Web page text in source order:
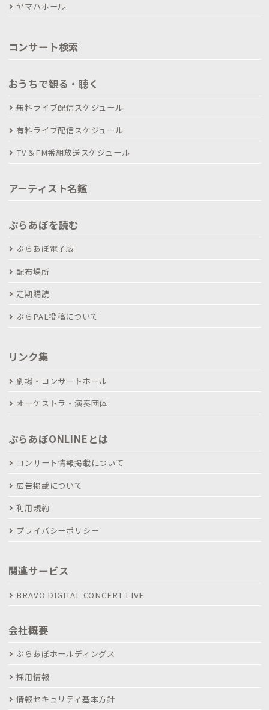
ヤマハホール
コンサート検索
おうちで観る・聴く
無料ライブ配信スケジュール
有料ライブ配信スケジュール
TV＆FM番組放送スケジュール
アーティスト名鑑
ぶらあぼを読む
ぶらあぼ電子版
配布場所
定期購読
ぶらPAL投稿について
リンク集
劇場・コンサートホール
オーケストラ・演奏団体
ぶらあぼONLINEとは
コンサート情報掲載について
広告掲載について
利用規約
プライバシーポリシー
関連サービス
BRAVO DIGITAL CONCERT LIVE
会社概要
ぶらあぼホールディングス
採用情報
情報セキュリティ基本方針